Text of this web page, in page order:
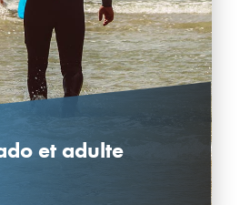
et adulte